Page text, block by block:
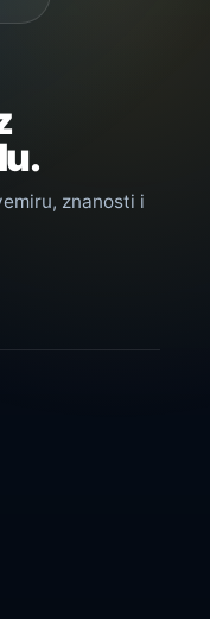
znanosti i